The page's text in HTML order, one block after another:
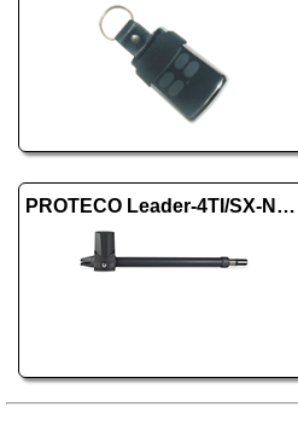
PROTECO Leader-4TI/SX-New balos